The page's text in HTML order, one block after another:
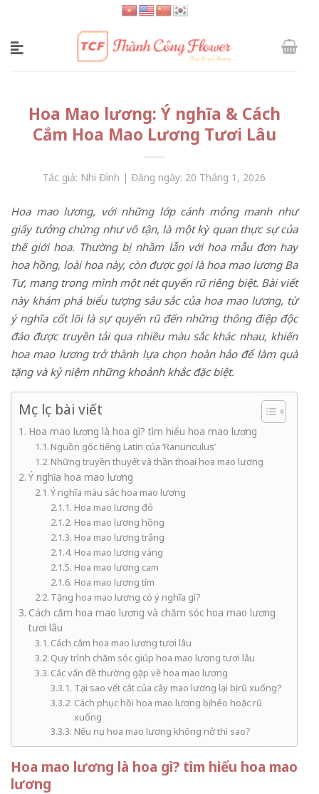
content
Hoa Mao lương: Ý nghĩa & Cách
Cắm Hoa Mao Lương Tươi Lâu
Tác giả: Nhi Đình | Đăng ngày: 20 Tháng 1, 2026
Hoa mao lương, với những lớp cánh mỏng manh như
giấy tưởng chừng như vô tận, là một kỳ quan thực sự của
thế giới hoa. Thường bị nhầm lẫn với hoa mẫu đơn hay
hoa hồng, loài hoa này, còn được gọi là hoa mao lương Ba
Tư, mang trong mình một nét quyến rũ riêng biệt. Bài viết
này khám phá biểu tượng sâu sắc của hoa mao lương, từ
ý nghĩa cốt lõi là sự quyến rũ đến những thông điệp độc
đáo được truyền tải qua nhiều màu sắc khác nhau, khiến
hoa mao lương trở thành lựa chọn hoàn hảo để làm quà
tặng và kỷ niệm những khoảnh khắc đặc biệt.
Mục lục bài viết
Hoa mao lương là hoa gì? tìm hiểu hoa mao lương
Nguồn gốc tiếng Latin của ‘Ranunculus’
Những truyền thuyết và thần thoại hoa mao lương
Ý nghĩa hoa mao lương
Ý nghĩa màu sắc hoa mao lương
Hoa mao lương đỏ
Hoa mao lương hồng
Hoa mao lương trắng
Hoa mao lương vàng
Hoa mao lương cam
Hoa mao lương tím
Tặng hoa mao lương có ý nghĩa gì?
Cách cắm hoa mao lương và chăm sóc hoa mao lương
tươi lâu
Cách cắm hoa mao lương tươi lâu
Quy trình chăm sóc giúp hoa mao lương tươi lâu
Các vấn đề thường gặp về hoa mao lương
Tại sao vết cắt của cây mao lương lại bị rũ xuống?
Cách phục hồi hoa mao lương bị héo hoặc rũ
xuống
Nếu nụ hoa mao lương không nở thì sao?
Hoa mao lương là hoa gì? tìm hiểu hoa mao
lương